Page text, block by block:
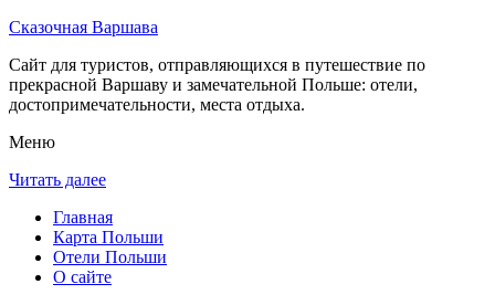
Сказочная Варшава
Сайт для туристов, отправляющихся в путешествие по
прекрасной Варшаву и замечательной Польше: отели,
достопримечательности, места отдыха.
Меню
Читать далее
Главная
Карта Польши
Отели Польши
О сайте